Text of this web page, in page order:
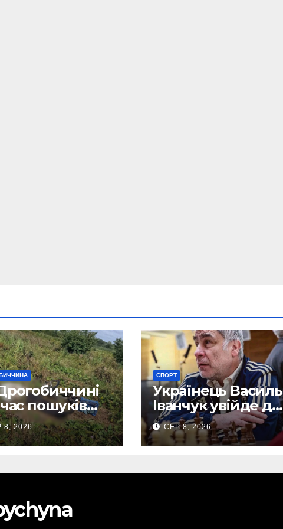
пошуків
тіло
чоловіка
8, 2026
СПОРТ
Українець Василь
Іванчук увійде до
Зали світової
шахової слави
СЕР 8, 2026